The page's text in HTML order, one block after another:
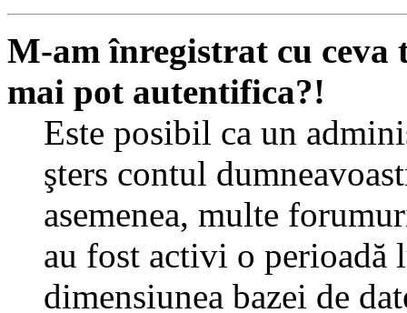
M-am înregistrat cu
mai pot autentifica?!
Este posibil ca un
şters contul
asemenea, multe
au fost activi o perioadă
dimensiunea bazei de